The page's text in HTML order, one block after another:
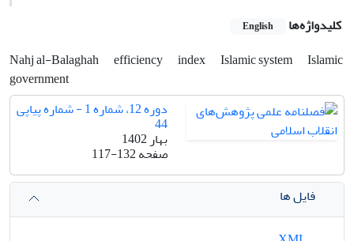
کلیدواژه‌ها English
Nahj al-Balaghah efficiency index Islamic system
Islamic
government
دوره 12، شماره 1 - شماره پیاپی
44
بهار 1402
صفحه117-132
فایل ها